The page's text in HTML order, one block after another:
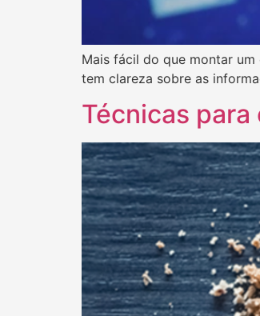
Mais fácil do que montar
tem clareza sobre as
Técnicas